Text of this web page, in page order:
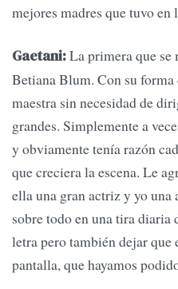
mejores madres que tuvo en
Gaetani:La primera que se
Betiana Blum. Con su forma
maestra sin necesidad de
grandes. Simplemente a
y obviamente tenía razón
que creciera la escena. Le
ella una gran actriz y yo una
sobre todo en una tira diaria
letra pero también dejar que
pantalla, que hayamos